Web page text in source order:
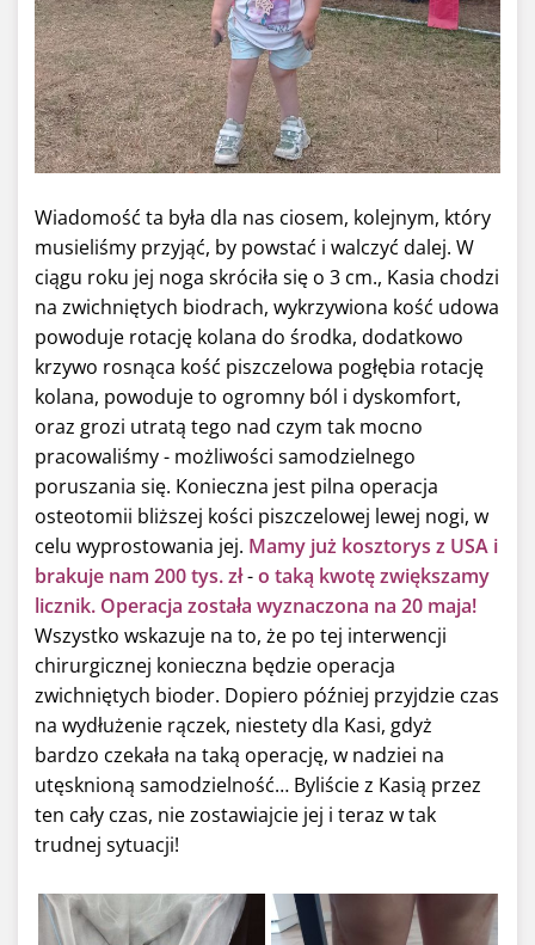
Wiadomość ta była dla nas ciosem, kolejnym, który
musieliśmy przyjąć, by powstać i walczyć dalej. W
ciągu roku jej noga skróciła się o 3 cm., Kasia chodzi
na zwichniętych biodrach, wykrzywiona kość udowa
powoduje rotację kolana do środka, dodatkowo
krzywo rosnąca kość piszczelowa pogłębia rotację
kolana, powoduje to ogromny ból i dyskomfort,
oraz grozi utratą tego nad czym tak mocno
pracowaliśmy - możliwości samodzielnego
poruszania się. Konieczna jest pilna operacja
osteotomii bliższej kości piszczelowej lewej nogi, w
celu wyprostowania jej. Mamy już kosztorys z USA i
brakuje nam 200 tys. zł-o taką kwotę zwiększamy
licznik. Operacja została wyznaczona na 20 maja!
Wszystko wskazuje na to, że po tej interwencji
chirurgicznej konieczna będzie operacja
zwichniętych bioder. Dopiero później przyjdzie czas
na wydłużenie rączek, niestety dla Kasi, gdyż
bardzo czekała na taką operację, w nadziei na
utęsknioną samodzielność… Byliście z Kasią przez
ten cały czas, nie zostawiajcie jej i teraz w tak
trudnej sytuacji!